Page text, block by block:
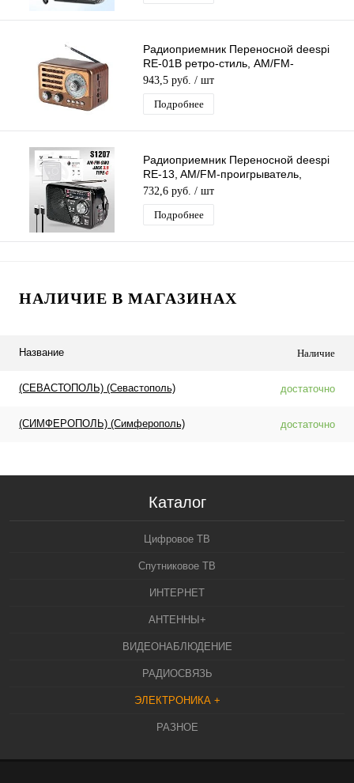
Радиоприемник Переносной deespi
RE-01B ретро-стиль, AM/FM-
проигрыватель, питание
аккумулятор/220В
943,5 руб. / шт
Подробнее
Радиоприемник Переносной deespi
RE-13, AM/FM-проигрыватель,
питание аккумулятор/220В
732,6 руб. / шт
Подробнее
НАЛИЧИЕ В МАГАЗИНАХ
Название Наличие
(СЕВАСТОПОЛЬ) (Севастополь) достаточно
(СИМФЕРОПОЛЬ) (Симферополь) достаточно
Каталог
Цифровое ТВ
Спутниковое ТВ
ИНТЕРНЕТ
АНТЕННЫ+
ВИДЕОНАБЛЮДЕНИЕ
РАДИОСВЯЗЬ
ЭЛЕКТРОНИКА +
РАЗНОЕ